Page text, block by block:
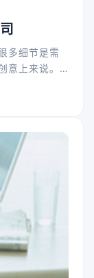
多细节是需
意上来说。
页。